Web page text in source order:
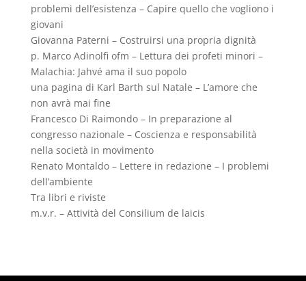
problemi dell’esistenza – Capire quello che vogliono i
giovani
Giovanna Paterni – Costruirsi una propria dignità
p. Marco Adinolfi ofm – Lettura dei profeti minori –
Malachia: Jahvé ama il suo popolo
una pagina di Karl Barth sul Natale – L’amore che
non avrà mai fine
Francesco Di Raimondo – In preparazione al
congresso nazionale – Coscienza e responsabilità
nella società in movimento
Renato Montaldo – Lettere in redazione – I problemi
dell’ambiente
Tra libri e riviste
m.v.r. – Attività del Consilium de laicis